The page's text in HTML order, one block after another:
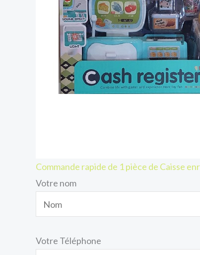
Commande rapide de 1 pièce de Caisse
Votre nom
Votre Téléphone